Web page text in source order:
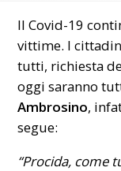
Il Covid-19
vittime. I
tutti, richiesta
oggi saranno
Ambrosino,
segue:
“Procida, come